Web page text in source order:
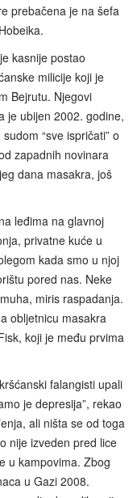
prebačena je na šefa
kasnije postao
milicije koji je
Bejrutu. Njegovi
je ubijen 2002. godine,
“sve ispričati” o
zapadnih novinara
dana masakra, još
leđima na glavnoj
privatne kuće u
kada smo u njoj
pored nas. Neke
miris raspadanja.
obljetnicu masakra
koji je među prvima
falangisti upali
je depresija”, rekao
ali ništa se od toga
nije izveden pred lice
u kampovima. Zbog
u Gazi 2008.